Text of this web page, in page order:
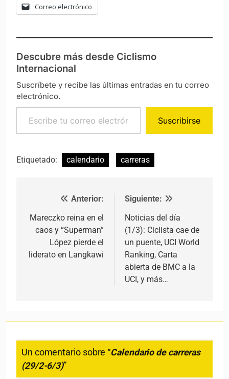
Correo electrónico
Descubre más desde Ciclismo
Internacional
Suscríbete y recibe las últimas entradas en tu correo
electrónico.
Escribe tu correo electrónico…
Suscribirse
Etiquetado: calendario carreras
Navegación de entradas
Anterior:
Mareczko reina en el
caos y “Superman”
López pierde el
liderato en Langkawi
Siguiente:
Noticias del día
(1/3): Ciclista cae de
un puente, UCI World
Ranking, Carta
abierta de BMC a la
UCI, y más…
Un comentario sobre “Calendario de carreras
(29/2-6/3)”